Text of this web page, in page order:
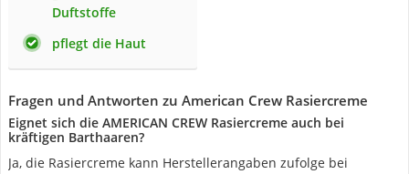
Duftstoffe
pflegt die Haut
Fragen und Antworten zu American Crew Rasiercreme
Eignet sich die AMERICAN CREW Rasiercreme auch bei
kräftigen Barthaaren?
Ja, die Rasiercreme kann Herstellerangaben zufolge bei